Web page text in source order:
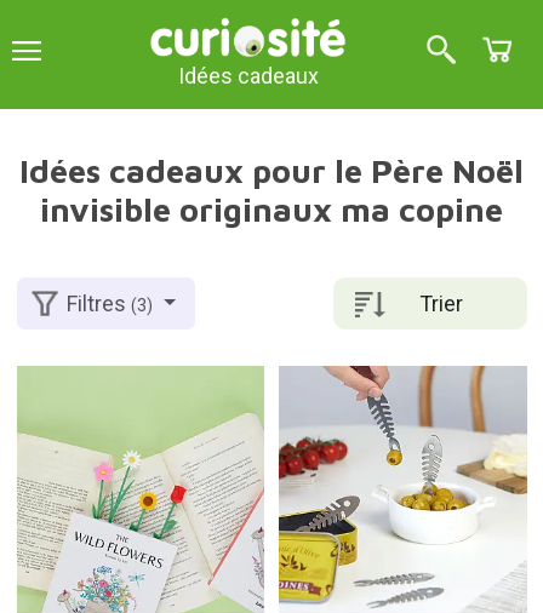
Idées cadeaux
Idées cadeaux pour le Père Noël
invisible originaux ma copine
Trier
Filtres(3)